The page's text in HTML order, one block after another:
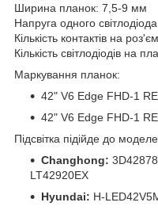
Ширина планок: 7,5-9 мм
Напруга одного
Кількість контактів на
Кількість світлодіодів на
Маркування планок:
42" V6 Edge FHD-1
42" V6 Edge FHD-1
Підсвітка підійде до
Changhong:
LT42920EX
Hyundai: H-